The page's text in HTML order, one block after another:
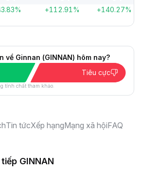
+112.91% +140.27%
về Ginnan (GINNAN) hôm nay?
Tiêu cực
tính chất tham khảo.
Tin tứcXếp hạngMạng xã hộiFAQ
GINNAN